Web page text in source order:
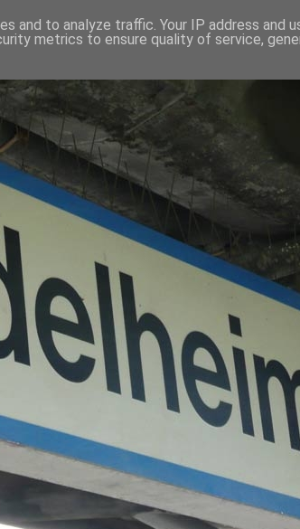
and to analyze traffic. Your IP address and
metrics to ensure quality of service,